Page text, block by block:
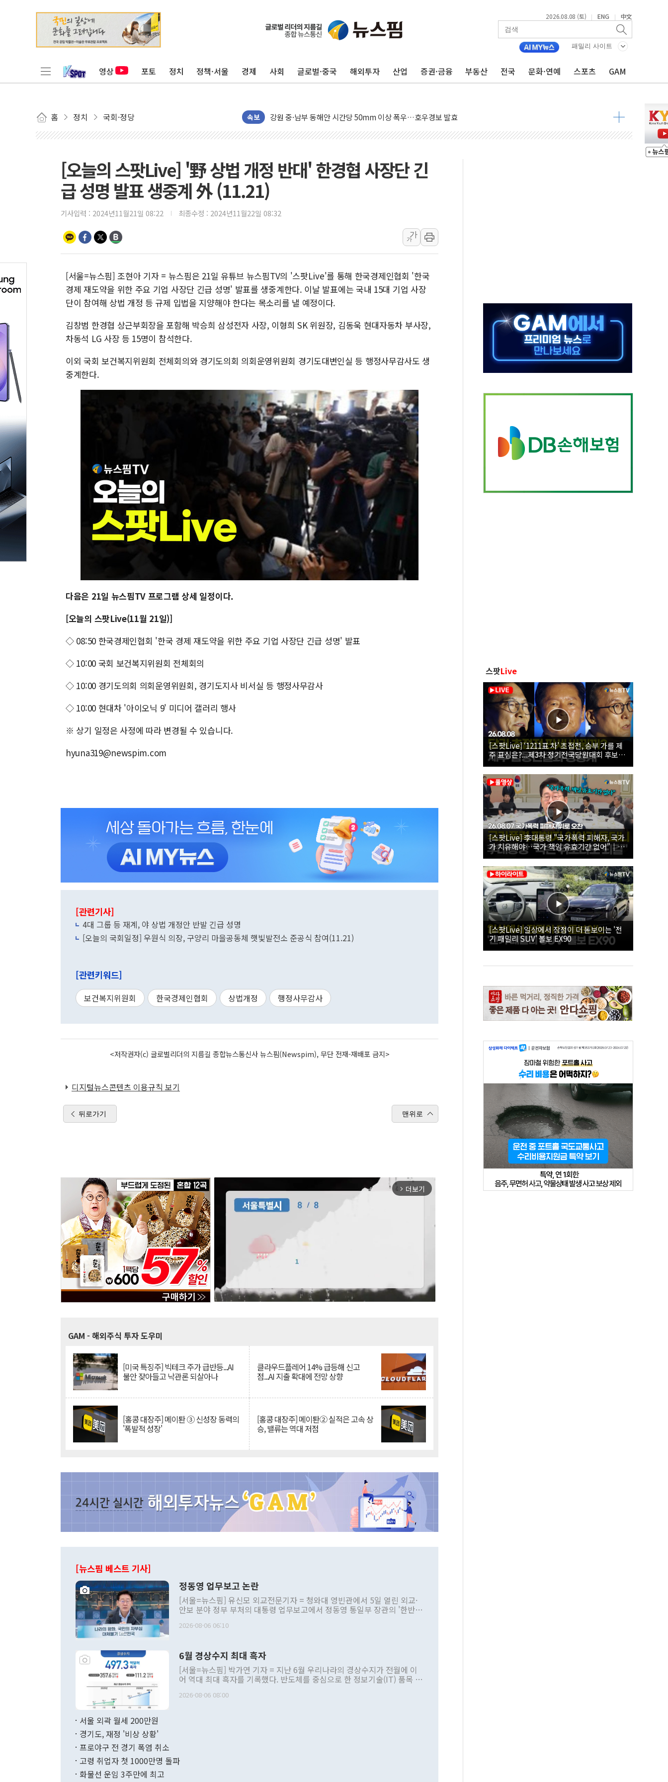
2026.08.08 (토) | ENG | 中文
패밀리 사이트
영상 포토 정치 정책·서울 경제 사회 글로벌·중국 해외투자 산업 증권·금융 부동산 전국 문화·연예 스포츠 GAM
홈 정치 국회·정당 속보
동해중부 전 해상 풍랑주의보…10일까지 최대 3.5m 높은 물결
연일 폭염에 온열질환 사망 23명…정부, 비상대응기구 가동
인제 용대리 계곡서 수위 상승으로 피서객 7명 고립…전원 구조
동해시, 11~14일 '별똥별 멍' 운영…페르세우스 유성우 관측
청양 밭에서 일하던 90대 숨져…온열질환 여부 조사
폭염에 車 운전면허 기능시험 오전 집중 편성…체감온도 38도 넘으면 중단
'호우 특보' 경북 울진 시간당 20~30mm 강한 비...가뭄 해소될 듯
주말 무더위·열대야 지속…내륙 곳곳 소나기
한상협, 업계 개인정보 보안 새판 짠다…'자율규제단체' 타진
민주당, 오늘 제주·인천 경선 발표...김민석 '재역전' vs 정청래 '격차 확대'
트럼프, 쿡 연준 이사 해임 재추진…"26일까지 의혹 소명" 요구
유럽증시, 美 고용 예상 밖 부진에 연준 금리 인상 가능성 낮아지며 상승… STOXX 600 지수는 나흘 연속 최고치
미 연준 매파 기세 꺾이나…고용 감소에 9월 동결 전망 우세
[오늘의 스팟Live] '野 상법 개정 반대' 한경협 사장단 긴
급 성명 발표 생중계 外 (11.21)
기사입력 : 2024년11월21일 08:22 최종수정 : 2024년11월22일 08:32
가
가
[서울=뉴스핌] 조현아 기자 = 뉴스핌은 21일 유튜브 뉴스핌TV의 '스팟Live'를 통해 한국경제인협회 '한국
경제 재도약을 위한 주요 기업 사장단 긴급 성명' 발표를 생중계한다. 이날 발표에는 국내 15대 기업 사장
단이 참여해 상법 개정 등 규제 입법을 지양해야 한다는 목소리를 낼 예정이다.
김창범 한경협 상근부회장을 포함해 박승희 삼성전자 사장, 이형희 SK 위원장, 김동욱 현대자동차 부사장,
차동석 LG 사장 등 15명이 참석한다.
이외 국회 보건복지위원회 전체회의와 경기도의회 의회운영위원회 경기도대변인실 등 행정사무감사도 생
중계한다.
다음은 21일 뉴스핌TV 프로그램 상세 일정이다.
[오늘의 스팟Live(11월 21일)]
◇ 08:50 한국경제인협회 '한국 경제 재도약을 위한 주요 기업 사장단 긴급 성명' 발표
◇ 10:00 국회 보건복지위원회 전체회의
◇ 10:00 경기도의회 의회운영위원회, 경기도지사 비서실 등 행정사무감사
◇ 10:00 현대차 '아이오닉 9' 미디어 갤러리 행사
※ 상기 일정은 사정에 따라 변경될 수 있습니다.
hyuna319@newspim.com
[관련기사]
4대 그룹 등 재계, 야 상법 개정안 반발 긴급 성명
[오늘의 국회일정] 우원식 의장, 구양리 마을공동체 햇빛발전소 준공식 참여(11.21)
[관련키워드]
보건복지위원회 한국경제인협회 상법개정 행정사무감사
<저작권자(c) 글로벌리더의 지름길 종합뉴스통신사 뉴스핌(Newspim), 무단 전재-재배포 금지>
디지털뉴스콘텐츠 이용규칙 보기
뒤로가기 맨위로
arrow_forward_ios 더보기
GAM - 해외주식 투자 도우미
[미국 특징주] 빅테크 주가 급반등...AI
불안 잦아들고 낙관론 되살아나
클라우드플레어 14% 급등해 신고
점...AI 지출 확대에 전망 상향
[홍콩 대장주] 메이퇀 ③ 신성장 동력의
'폭발적 성장'
[홍콩 대장주] 메이퇀② 실적은 고속 상
승, 밸류는 역대 저점
[뉴스핌 베스트 기사]
정동영 업무보고 논란
[서울=뉴스핌] 유신모 외교전문기자 = 청와대 영빈관에서 5일 열린 외교·
안보 분야 정부 부처의 대통령 업무보고에서 정동영 통일부 장관의 '한반도
발언 중에는 정부 내 조율을 거치지 않은 사안을 정책으로 추진하겠다고 공
주의적 희망에 근거한 비현실적 구상'이라는 비판을 내놨다. 그동안 정 장
관의 대북 정책 관련 발언이 물의를 빚은 적은 여러 번 있지만 대통령과 유
관 부처 장관이 공개적으로 부정적 입장을 표명한 것은 이례적이다. 정 장
관의 무리한 대북 접근법과 월권을 제어해야 한다는 목소리도 높아지고 있
다. [정동영 통일부 장관이 지난달 23일 오후 서울 종로구 정부서울청사에
무너졌다고도 했다. 또 "현 시점에서 흘러간 선(先)비핵화만 되뇌는 것은
2026-08-06 06:10
6월 경상수지 최대 흑자
[서울=뉴스핌] 박가연 기자 = 지난 6월 우리나라의 경상수지가 전월에 이
어 역대 최대 흑자를 기록했다. 반도체를 중심으로 한 정보기술(IT) 품목 수
료=한국은행] 한국은행이 6일 발표한 '2026년 6월 국제수지(잠정)'에 따르
며 월간 기준 처음으로 1000억달러를 넘어섰다. 상품수입은 644억8000만
2026-08-06 08:00
서울 외곽 월세 200만원
경기도, 재정 '비상 상황'
프로야구 전 경기 폭염 취소
고령 취업자 첫 1000만명 돌파
화물선 운임 3주만에 최고
스팟Live
[스팟Live] ‘1211표 차’ 초접전, 승부 가를 제
주 표심은?...제3차 정기전국당원대회 후보자
제주 합동연설회 생중계 | 26.08.08
[스팟Live] 李대통령 "국가폭력 피해자, 국가
가 치유해야…국가 책임 유효기간 없어"｜
26.08.07 국가폭력 피해자 위로 오찬
[스팟Live] 일상에서 장점이 더 돋보이는 '전
기 패밀리 SUV' 볼보 EX90